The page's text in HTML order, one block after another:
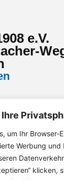
um Ihr Browser-
Werbung und
klicken,
e.V.
Kurier